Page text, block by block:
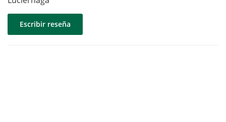
Escribir reseña